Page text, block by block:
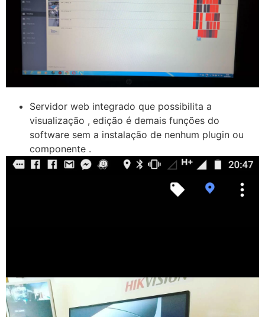
Servidor web integrado que possibilita a
visualização , edição é demais funções do
software sem a instalação de nenhum plugin ou
componente .